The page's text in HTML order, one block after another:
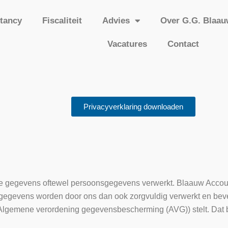
Fiscaliteit Advies Over G.G.
Vacatures Contact
Privacyverklaring downloaden
oftewel persoonsgegevens verwerkt. Blaauw
worden door ons dan ook zorgvuldig verwerkt en
verordening gegevensbescherming (AVG)) stelt. Dat